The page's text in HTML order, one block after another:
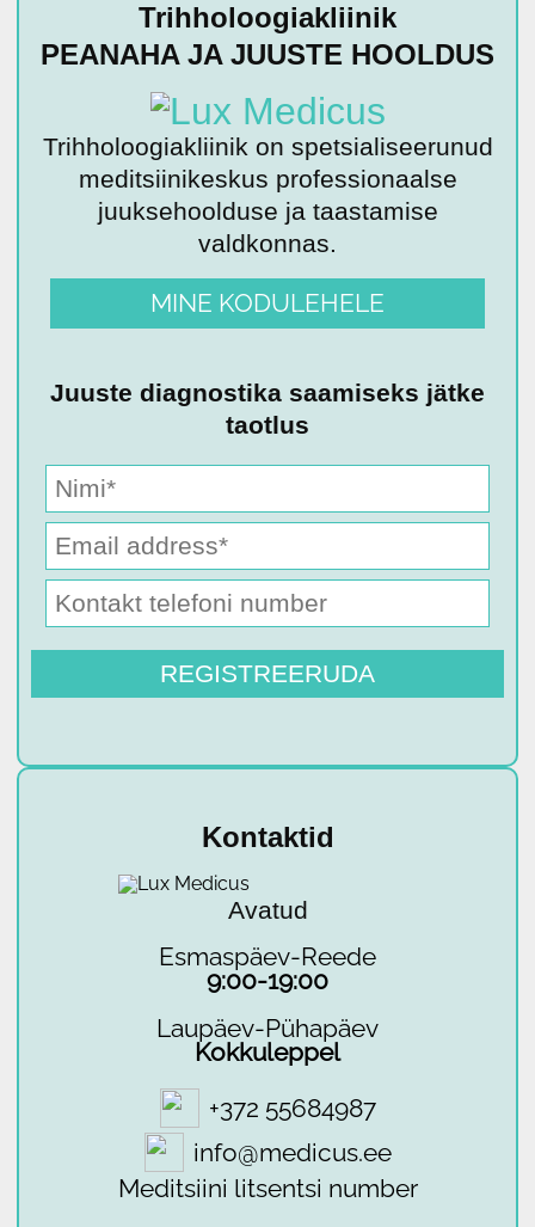
Trihholoogiakliinik
PEANAHA JA JUUSTE HOOLDUS
Trihholoogiakliinik on spetsialiseerunud
meditsiinikeskus professionaalse
juuksehoolduse ja taastamise
valdkonnas.
MINE KODULEHELE
Juuste diagnostika saamiseks jätke
taotlus
Kontaktid
Avatud
Esmaspäev-Reede
9:00-19:00
Laupäev-Pühapäev
Kokkuleppel
+372 55684987
info@medicus.ee
Meditsiini litsentsi number